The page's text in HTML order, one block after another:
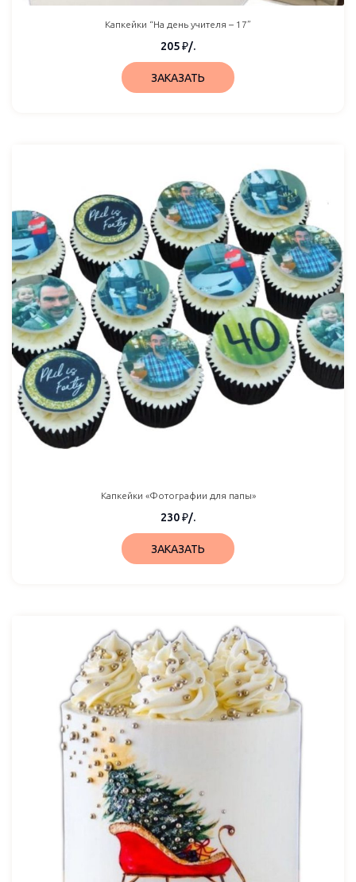
Капкейки “На день учителя – 17”
205₽/.
ЗАКАЗАТЬ
Капкейки «Фотографии для папы»
230₽/.
ЗАКАЗАТЬ